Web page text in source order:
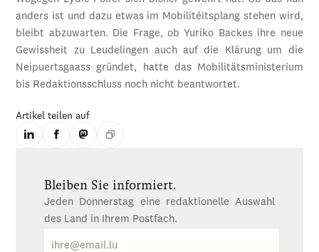
anders ist und dazu etwas im Mobilitéitsplang stehen wird,
bleibt abzuwarten. Die Frage, ob Yuriko Backes ihre neue
Gewissheit zu Leudelingen auch auf die Klärung um die
Neipuertsgaass gründet, hatte das Mobilitätsministerium
bis Redaktionsschluss noch nicht beantwortet.
Artikel teilen auf
Bleiben Sie informiert.
Jeden Donnerstag eine redaktionelle Auswahl
des Land in Ihrem Postfach.
Mail